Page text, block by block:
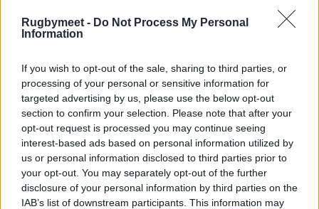
Rugbymeet - Do Not Process My Personal
Information
If you wish to opt-out of the sale, sharing to third parties, or
processing of your personal or sensitive information for
targeted advertising by us, please use the below opt-out
section to confirm your selection. Please note that after your
opt-out request is processed you may continue seeing
interest-based ads based on personal information utilized by
us or personal information disclosed to third parties prior to
your opt-out. You may separately opt-out of the further
disclosure of your personal information by third parties on the
IAB’s list of downstream participants. This information may